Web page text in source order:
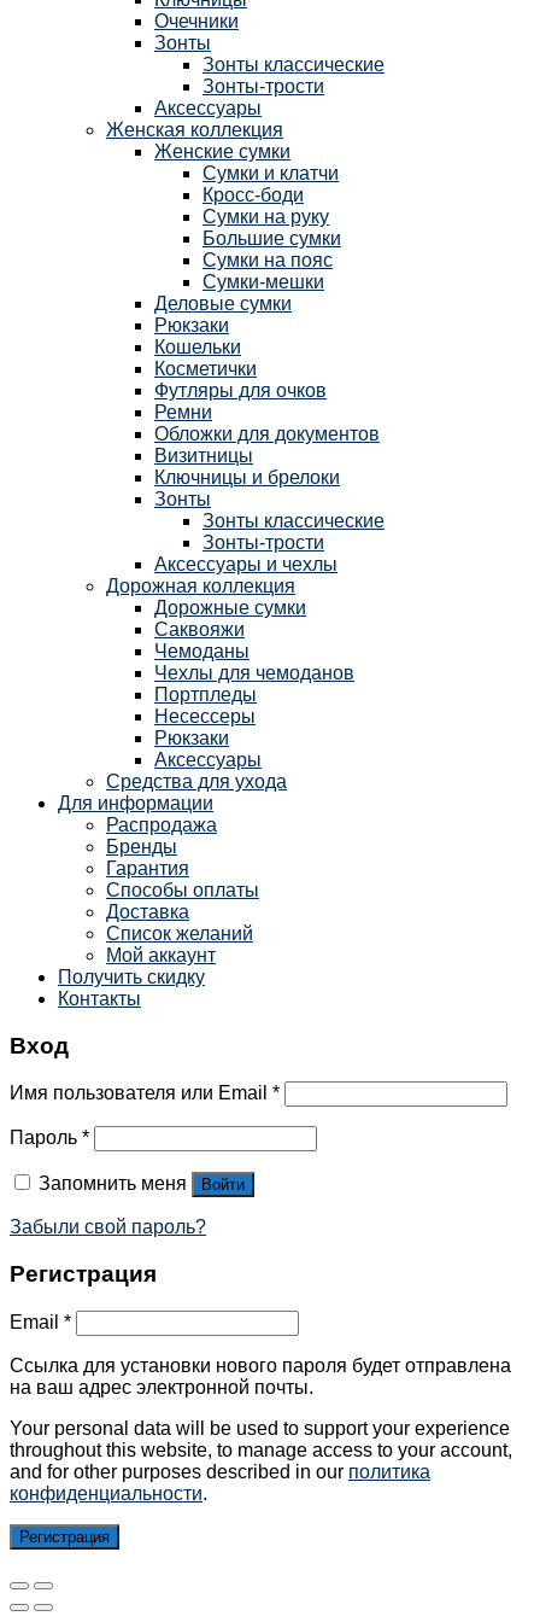
Очечники
Зонты
Зонты классические
Зонты-трости
Аксессуары
Женская коллекция
Женские сумки
Сумки и клатчи
Кросс-боди
Сумки на руку
Большие сумки
Сумки на пояс
Сумки-мешки
Деловые сумки
Рюкзаки
Кошельки
Косметички
Футляры для очков
Ремни
Обложки для документов
Визитницы
Ключницы и брелоки
Зонты
Зонты классические
Зонты-трости
Аксессуары и чехлы
Дорожная коллекция
Дорожные сумки
Саквояжи
Чемоданы
Чехлы для чемоданов
Портпледы
Несессеры
Рюкзаки
Аксессуары
Средства для ухода
Для информации
Распродажа
Бренды
Гарантия
Способы оплаты
Доставка
Список желаний
Мой аккаунт
Получить скидку
Контакты
Вход
Имя пользователя или Email *
Пароль *
Запомнить меня Войти
Забыли свой пароль?
Регистрация
Email *
Ссылка для установки нового пароля будет отправлена ​​
на ваш адрес электронной почты.
Your personal data will be used to support your experience
throughout this website, to manage access to your account,
and for other purposes described in our политика
конфиденциальности.
Регистрация